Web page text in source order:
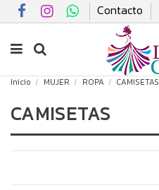
Contacto
Inicio MUJER ROPA CAMISETAS
CAMISETAS